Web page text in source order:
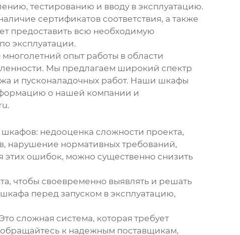
тестированию и вводу в эксплуатацию.
сертификатов соответствия, а также
предоставить всю необходимую
эксплуатации.
опыт работы в области
Мы предлагаем широкий спектр
и пусконаладочных работ. Наши шкафы
о нашей компании и
шкафов: недооценка сложности проекта,
нарушение нормативных требований,
этих ошибок, можно существенно снизить
чтобы своевременно выявлять и решать
перед запуском в эксплуатацию,
сложная система, которая требует
к надежным поставщикам,